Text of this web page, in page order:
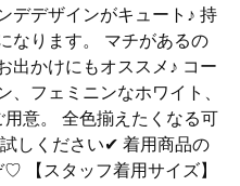
デデザインがキュート♪ 持
なります。 マチがあるの
出かけにもオススメ♪ コー
、フェミニンなホワイト、
意。 全色揃えたくなる可
しください✔ 着用商品の
【スタッフ着用サイズ】